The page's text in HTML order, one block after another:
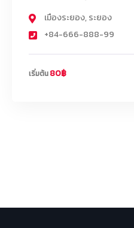
เมืองระยอง,ระยอง
+84-666-888-99
เริ่มต้น80฿